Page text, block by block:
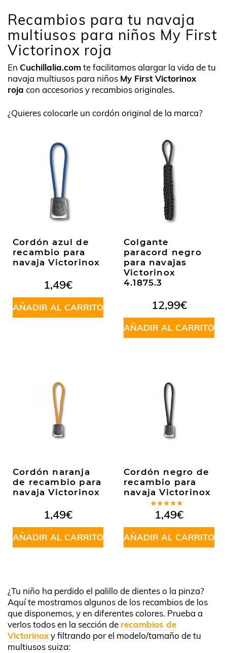
Recambios para tu navaja
multiusos para niños My First
Victorinox roja
En Cuchillalia.comte facilitamos alargar la vida de tu
navaja multiusos para niños My First Victorinox
roja con accesorios y recambios originales.
¿Quieres colocarle un cordón original de la marca?
Cordón azul de
recambio para
navaja Victorinox
1,49€
AÑADIR AL CARRITO
Colgante
paracord negro
para navajas
Victorinox
4.1875.3
12,99€
AÑADIR AL CARRITO
Cordón naranja
de recambio para
navaja Victorinox
1,49€
AÑADIR AL CARRITO
Cordón negro de
recambio para
navaja Victorinox
Valorado
en5.00de
5
1,49€
AÑADIR AL CARRITO
¿Tu niño ha perdido el palillo de dientes o la pinza?
Aquí te mostramos algunos de los recambios de los
que disponemos, y en diferentes colores. Prueba a
verlos todos en la sección de recambios de
Victorinoxy filtrando por el modelo/tamaño de tu
multiusos suiza: